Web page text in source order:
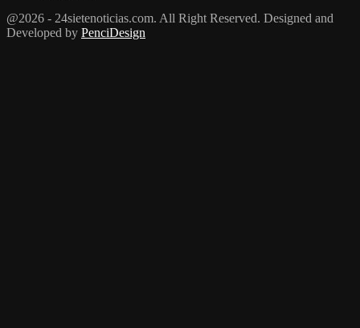
@2026 - 24sietenoticias.com. All Right Reserved. Designed and
Developed by PenciDesign